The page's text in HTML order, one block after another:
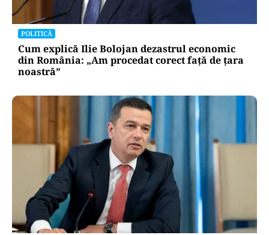
POLITICĂ
Cum explică Ilie Bolojan dezastrul economic
din România: „Am procedat corect față de țara
noastră”